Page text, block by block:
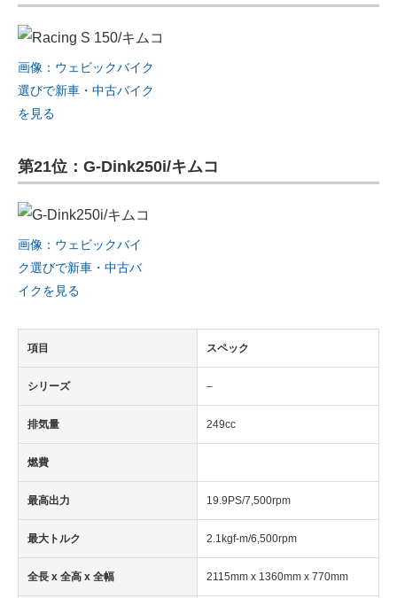
画像：ウェビックバイク
選びで新車・中古バイク
を見る
第21位：G-Dink250i/キムコ
画像：ウェビックバイ
ク選びで新車・中古バ
イクを見る
項目 スペック
シリーズ –
排気量 249cc
燃費
最高出力 19.9PS/7,500rpm
最大トルク 2.1kgf-m/6,500rpm
全長 x 全高 x 全幅 2115mm x 1360mm x 770mm